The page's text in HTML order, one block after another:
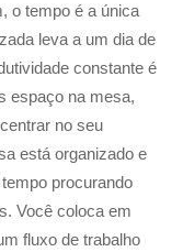
o tempo é a única
leva a um dia de
constante é
espaço na mesa,
no seu
está organizado e
procurando
Você coloca em
fluxo de trabalho